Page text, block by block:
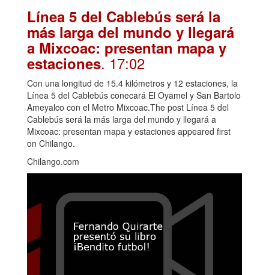
Línea 5 del Cablebús será la
más larga del mundo y llegará
a Mixcoac: presentan mapa y
estaciones. 17:02
Con una longitud de 15.4 kilómetros y 12 estaciones, la
Línea 5 del Cablebús conecará El Oyamel y San Bartolo
Ameyalco con el Metro Mixcoac.The post Línea 5 del
Cablebús será la más larga del mundo y llegará a
Mixcoac: presentan mapa y estaciones appeared first
on Chilango.
Chilango.com